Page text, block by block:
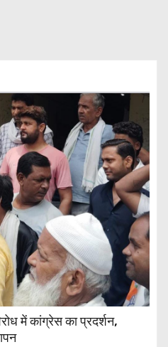
में कांग्रेस का प्रदर्शन,